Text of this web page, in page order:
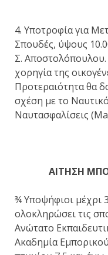
4. Υποτροφία για
Σπουδές, ύψους
Σ. Αποστολόπουλου.
χορηγία της
Προτεραιότητα θα
σχέση με το
Ναυτασφαλίσεις
ΑΙΤΗΣΗ
¾ Υποψήφιοι μέχρι
ολοκληρώσει τις
Ανώτατο
Ακαδημία